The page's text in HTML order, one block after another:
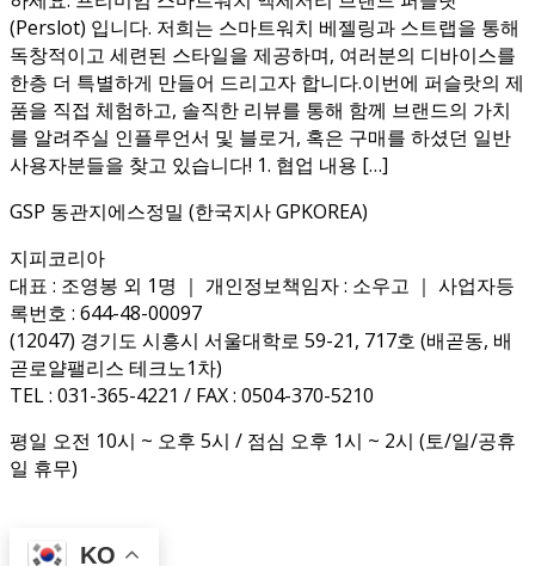
(Perslot) 입니다. 저희는 스마트워치 베젤링과 스트랩을 통해
독창적이고 세련된 스타일을 제공하며, 여러분의 디바이스를
한층 더 특별하게 만들어 드리고자 합니다.이번에 퍼슬랏의 제
품을 직접 체험하고, 솔직한 리뷰를 통해 함께 브랜드의 가치
를 알려주실 인플루언서 및 블로거, 혹은 구매를 하셨던 일반
사용자분들을 찾고 있습니다! 1. 협업 내용 […]
GSP 동관지에스정밀 (한국지사 GPKOREA)
지피코리아
대표 : 조영봉 외 1명 ｜ 개인정보책임자 : 소우고 ｜ 사업자등
록번호 : 644-48-00097
(12047) 경기도 시흥시 서울대학로 59-21, 717호 (배곧동, 배
곧로얄팰리스 테크노1차)
TEL : 031-365-4221 / FAX : 0504-370-5210
평일 오전 10시 ~ 오후 5시 / 점심 오후 1시 ~ 2시 (토/일/공휴
일 휴무)
KO